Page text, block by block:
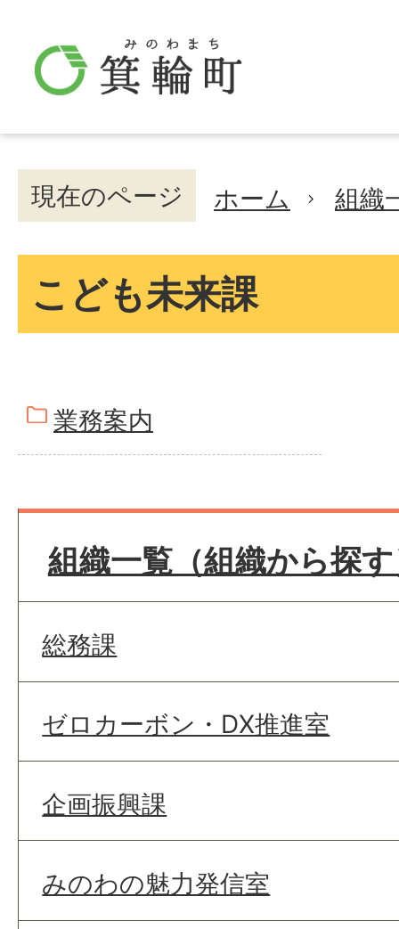
現在のページ ホーム 組織
こども未来課
業務案内
組織一覧（組織から探
総務課
ゼロカーボン・DX推進室
企画振興課
みのわの魅力発信室